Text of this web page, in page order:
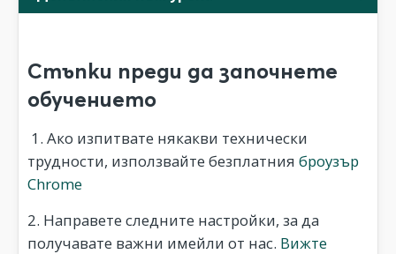
Стъпки преди да започнете
обучението
1. Ако изпитвате някакви технически
трудности, използвайте безплатния броузър
Chrome
2. Направете следните настройки, за да
получавате важни имейли от нас. Вижте